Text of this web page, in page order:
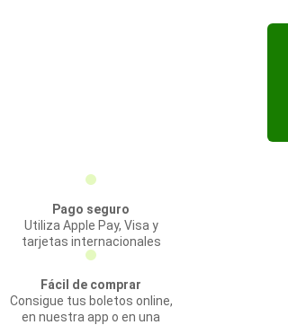
Pago seguro
Utiliza Apple Pay, Visa y
tarjetas internacionales
Fácil de comprar
Consigue tus boletos online,
en nuestra app o en una